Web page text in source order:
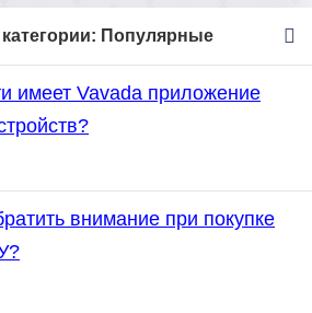
Популярные
имеет Vavada приложение
внимание при покупке